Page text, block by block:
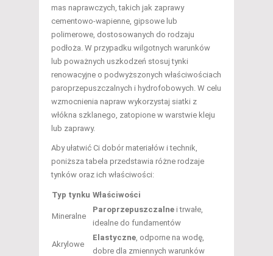
mas naprawczych, takich jak zaprawy
cementowo-wapienne, gipsowe lub
polimerowe, dostosowanych do rodzaju
podłoża. W przypadku wilgotnych warunków
lub poważnych uszkodzeń stosuj tynki
renowacyjne o podwyższonych właściwościach
paroprzepuszczalnych i hydrofobowych. W celu
wzmocnienia napraw wykorzystaj siatki z
włókna szklanego, zatopione w warstwie kleju
lub zaprawy.
Aby ułatwić Ci dobór materiałów i technik,
poniższa tabela przedstawia różne rodzaje
tynków oraz ich właściwości:
Typ tynku Właściwości
Mineralne
Paroprzepuszczalne i trwałe,
idealne do fundamentów
Akrylowe
Elastyczne , odporne na wodę,
dobre dla zmiennych warunków